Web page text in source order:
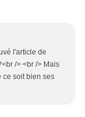
l'article de
/> <br /> Mais
ce soit bien ses